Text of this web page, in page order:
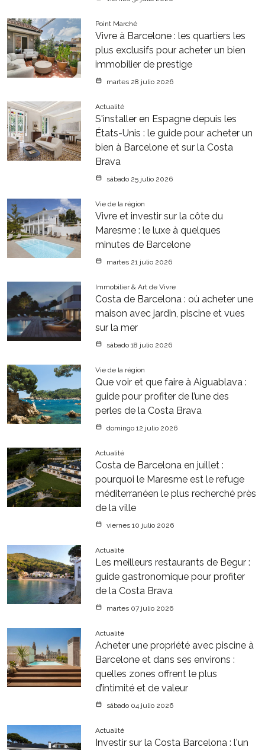
Point Marché
Vivre à Barcelone : les quartiers les
plus exclusifs pour acheter un bien
immobilier de prestige
martes 28 julio 2026
Actualité
S'installer en Espagne depuis les
États-Unis : le guide pour acheter un
bien à Barcelone et sur la Costa
Brava
sábado 25 julio 2026
Vie de la région
Vivre et investir sur la côte du
Maresme : le luxe à quelques
minutes de Barcelone
martes 21 julio 2026
Immobilier & Art de Vivre
Costa de Barcelona : où acheter une
maison avec jardin, piscine et vues
sur la mer
sábado 18 julio 2026
Vie de la région
Que voir et que faire à Aiguablava :
guide pour profiter de l’une des
perles de la Costa Brava
domingo 12 julio 2026
Actualité
Costa de Barcelona en juillet :
pourquoi le Maresme est le refuge
méditerranéen le plus recherché près
de la ville
viernes 10 julio 2026
Actualité
Les meilleurs restaurants de Begur :
guide gastronomique pour profiter
de la Costa Brava
martes 07 julio 2026
Actualité
Acheter une propriété avec piscine à
Barcelone et dans ses environs :
quelles zones offrent le plus
d’intimité et de valeur
sábado 04 julio 2026
Actualité
Investir sur la Costa Barcelona : l'un